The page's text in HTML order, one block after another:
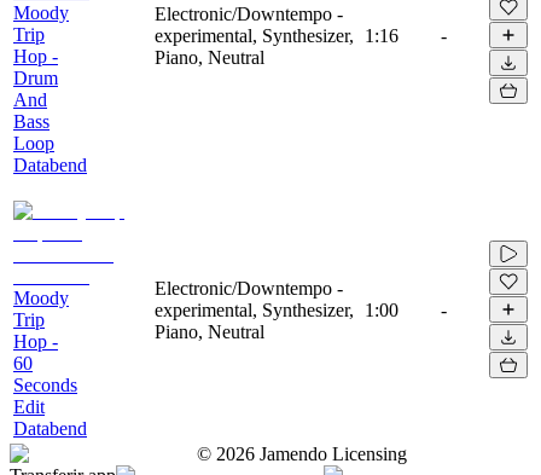
Moody
Trip
Hop -
Drum
And
Bass
Loop
Databend
Electronic/Downtempo -
experimental, Synthesizer,
Piano, Neutral
1:16 -
Moody
Trip
Hop -
60
Seconds
Edit
Databend
Electronic/Downtempo -
experimental, Synthesizer,
Piano, Neutral
1:00 -
© 2026 Jamendo Licensing